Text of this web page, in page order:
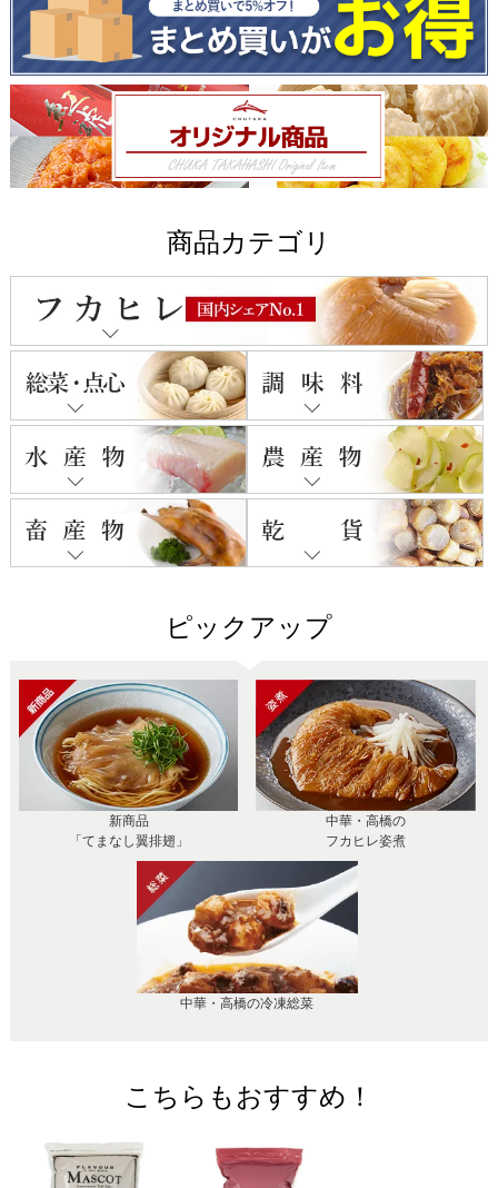
商品カテゴリ
ピックアップ
新商品
「てまなし翼排翅」
中華・高橋の
フカヒレ姿煮
中華・高橋の冷凍総菜
こちらもおすすめ！